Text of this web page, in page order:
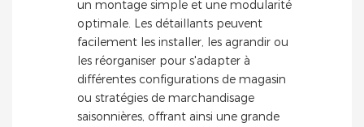
un montage simple et une modularité
optimale. Les détaillants peuvent
facilement les installer, les agrandir ou
les réorganiser pour s'adapter à
différentes configurations de magasin
ou stratégies de marchandisage
saisonnières, offrant ainsi une grande